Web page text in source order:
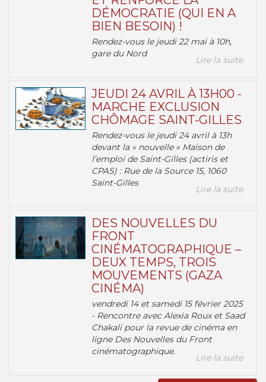
DÉMOCRATIE (QUI EN A
BIEN BESOIN) !
Rendez-vous le jeudi 22 mai à 10h,
gare du Nord
Lire la suite
JEUDI 24 AVRIL À 13H00 -
MARCHE EXCLUSION
CHÔMAGE SAINT-GILLES
Rendez-vous le jeudi 24 avril à 13h
devant la « nouvelle » Maison de
l’emploi de Saint-Gilles (actiris et
CPAS) : Rue de la Source 15, 1060
Saint-Gilles
Lire la suite
DES NOUVELLES DU
FRONT
CINÉMATOGRAPHIQUE –
DEUX TEMPS, TROIS
MOUVEMENTS (GAZA
CINÉMA)
vendredi 14 et samedi 15 février 2025
- Rencontre avec Alexia Roux et Saad
Chakali pour la revue de cinéma en
ligne Des Nouvelles du Front
cinématographique.
Lire la suite